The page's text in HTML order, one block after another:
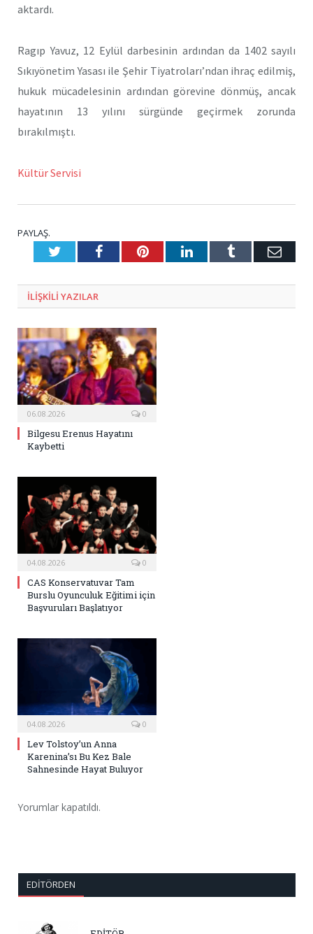
aktardı.
Ragıp Yavuz, 12 Eylül darbesinin ardından da 1402 sayılı
Sıkıyönetim Yasası ile Şehir Tiyatroları’ndan ihraç edilmiş,
hukuk mücadelesinin ardından görevine dönmüş, ancak
hayatının 13 yılını sürgünde geçirmek zorunda
bırakılmıştı.
Kültür Servisi
PAYLAŞ.
TwitterFacebookPinterestLinkedInTumblr E-
ILIŞKILI YAZILAR
06.08.2026 0
Bilgesu Erenus Hayatını
Kaybetti
04.08.2026 0
CAS Konservatuvar Tam
Burslu Oyunculuk Eğitimi için
Başvuruları Başlatıyor
04.08.2026 0
Lev Tolstoy’un Anna
Karenina’sı Bu Kez Bale
Sahnesinde Hayat Buluyor
Yorumlar kapatıldı.
EDITÖRDEN